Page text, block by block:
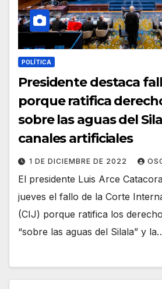
POLÍTICA
Presidente destaca
porque ratifica
sobre las aguas del
canales artificiales
1 DE DICIEMBRE DE 2022
El presidente Luis Arce
jueves el fallo de la Corte
(CIJ) porque ratifica los
“sobre las aguas del Silala” y